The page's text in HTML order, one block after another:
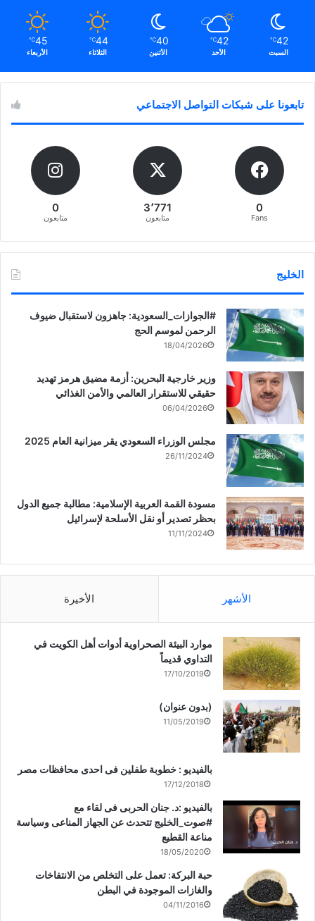
42
℃
السبت
42
℃
الأحد
40
℃
الأثنين
44
℃
الثلاثاء
45
℃
الأربعاء
تابعونا على شبكات التواصل الاجتماعي
0
Fans
3٬771
متابعون
0
متابعون
الخليج
‏‎#الجوازات_السعودية: جاهزون لاستقبال ضيوف
الرحمن لموسم الحج
18/04/2026
وزير خارجية البحرين: أزمة مضيق هرمز تهديد
حقيقي للاستقرار العالمي والأمن الغذائي
06/04/2026
مجلس الوزراء السعودي يقر ميزانية العام 2025
26/11/2024
مسودة القمة العربية الإسلامية: مطالبة جميع الدول
بحظر تصدير أو نقل الأسلحة لإسرائيل
11/11/2024
الأشهر الأخيرة
موارد البيئة الصحراوية أدوات أهل الكويت في
التداوي قديماً
17/10/2019
(بدون عنوان)
11/05/2019
بالفيديو : خطوبة طفلين فى احدى محافظات مصر
17/12/2018
بالفيديو :د. جنان الحربى فى لقاء مع
#صوت_الخليج تتحدث عن الجهاز المناعى وسياسة
مناعة القطيع
18/05/2020
حبة البركة: تعمل على التخلص من الانتفاخات
والغازات الموجودة في البطن
04/11/2016